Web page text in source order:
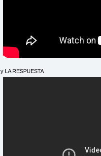
y LA RESPUESTA